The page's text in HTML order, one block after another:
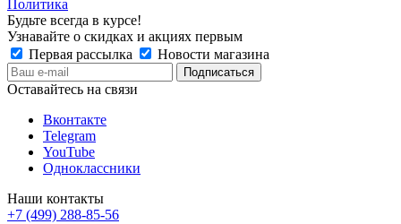
Политика
Будьте всегда в курсе!
Узнавайте о скидках и акциях первым
Первая рассылка
Новости магазина
Оставайтесь на связи
Вконтакте
Telegram
YouTube
Одноклассники
Наши контакты
+7 (499) 288-85-56